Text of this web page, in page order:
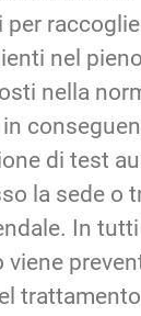
per
nel
nella
di test
la sede o
In
viene